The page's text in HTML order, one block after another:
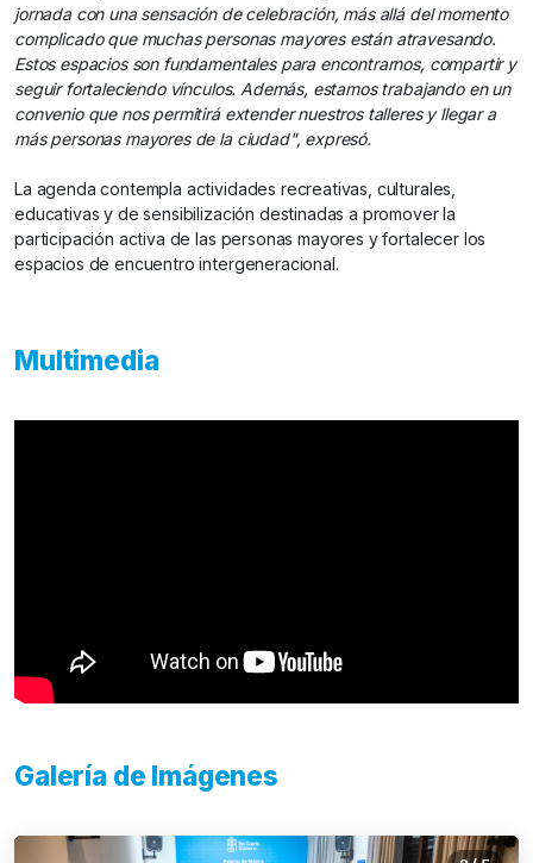
jornada con una sensación de celebración, más allá del momento
complicado que muchas personas mayores están atravesando.
Estos espacios son fundamentales para encontrarnos, compartir y
seguir fortaleciendo vínculos. Además, estamos trabajando en un
convenio que nos permitirá extender nuestros talleres y llegar a
más personas mayores de la ciudad", expresó.
La agenda contempla actividades recreativas, culturales,
educativas y de sensibilización destinadas a promover la
participación activa de las personas mayores y fortalecer los
espacios de encuentro intergeneracional.
Multimedia
Galería de Imágenes